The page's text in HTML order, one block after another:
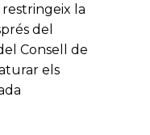
la
del
Consell de
els